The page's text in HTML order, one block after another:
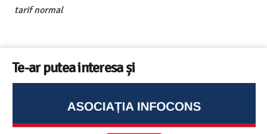
tarif normal
Te-ar putea interesa și